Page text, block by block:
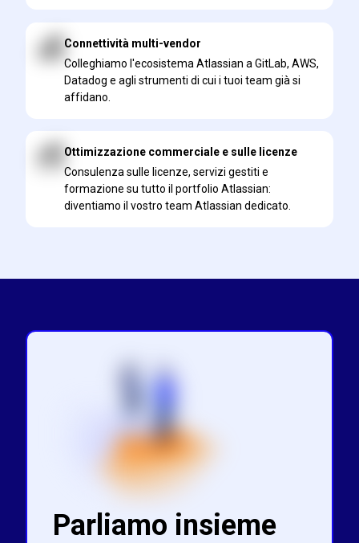
Connettività multi-vendor
Colleghiamo l'ecosistema Atlassian a GitLab, AWS,
Datadog e agli strumenti di cui i tuoi team già si
affidano.
Ottimizzazione commerciale e sulle licenze
Consulenza sulle licenze, servizi gestiti e
formazione su tutto il portfolio Atlassian:
diventiamo il vostro team Atlassian dedicato.
Parliamo insieme